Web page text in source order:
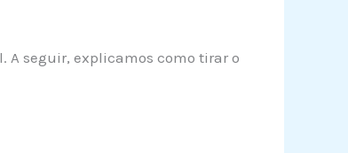
A seguir, explicamos como tirar o